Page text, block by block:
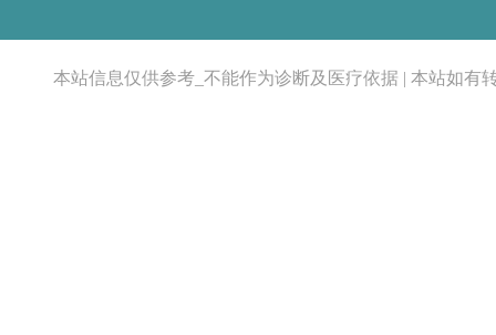
本站信息仅供参考_不能作为诊断及医疗依据 | 本站如